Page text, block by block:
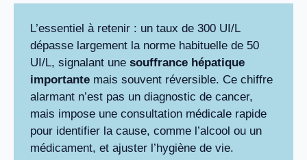
L’essentiel à retenir : un taux de 300 UI/L
dépasse largement la norme habituelle de 50
UI/L, signalant une souffrance hépatique
importante mais souvent réversible. Ce chiffre
alarmant n’est pas un diagnostic de cancer,
mais impose une consultation médicale rapide
pour identifier la cause, comme l’alcool ou un
médicament, et ajuster l’hygiène de vie.